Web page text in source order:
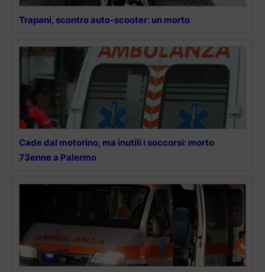
Trapani, scontro auto-scooter: un morto
Cade dal motorino, ma inutili i soccorsi: morto
73enne a Palermo